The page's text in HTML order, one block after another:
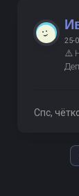
25-
⚠️
Спс,